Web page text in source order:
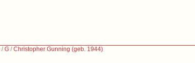
/G /Christopher Gunning (geb. 1944)